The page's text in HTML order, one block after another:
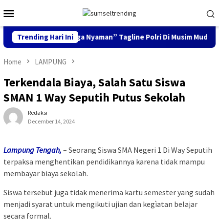
to
contentMenu
Trending Hari Ini
Aman, Keluarga Nyaman” Tagline Polri Di Musim Mudik
Home LAMPUNG
Terkendala Biaya, Salah Satu Siswa
SMAN 1 Way Seputih Putus Sekolah
Redaksi
December 14, 2024
Lampung Tengah, – Seorang Siswa SMA Negeri 1 Di Way Seputih
terpaksa menghentikan pendidikannya karena tidak mampu
membayar biaya sekolah.
Siswa tersebut juga tidak menerima kartu semester yang sudah
menjadi syarat untuk mengikuti ujian dan kegìatan belajar
secara formal.